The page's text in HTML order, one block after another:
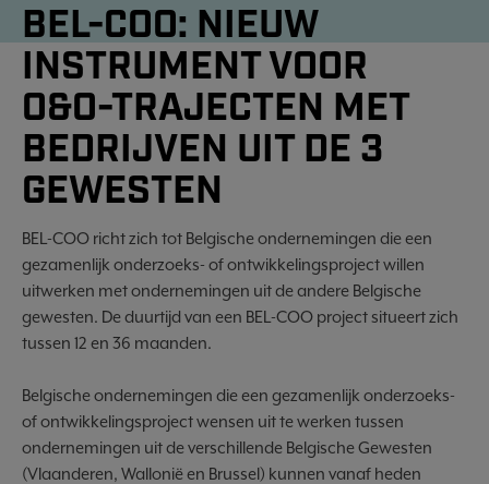
BEL-COO: NIEUW
INSTRUMENT VOOR
O&O-TRAJECTEN MET
BEDRIJVEN UIT DE 3
GEWESTEN
BEL-COO richt zich tot Belgische ondernemingen die een
gezamenlijk onderzoeks- of ontwikkelingsproject willen
uitwerken met ondernemingen uit de andere Belgische
gewesten. De duurtijd van een BEL-COO project situeert zich
tussen 12 en 36 maanden.
Belgische ondernemingen die een gezamenlijk onderzoeks-
of ontwikkelingsproject wensen uit te werken tussen
ondernemingen uit de verschillende Belgische Gewesten
(Vlaanderen, Wallonië en Brussel) kunnen vanaf heden